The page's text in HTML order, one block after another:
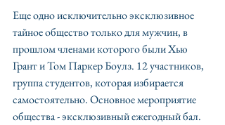
Еще одно исключительно эксклюзивное
тайное общество только для мужчин, в
прошлом членами которого были Хью
Грант и Том Паркер Боулз. 12 участников,
группа студентов, которая избирается
самостоятельно. Основное мероприятие
общества - эксклюзивный ежегодный бал.